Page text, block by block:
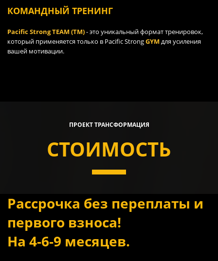
КОМАНДНЫЙ ТРЕНИНГ
Pacific Strong TEAM (TM)- это уникальный формат тренировок,
который применяется только в Pacific StrongGYMдля усиления
вашей мотивации.
ПРОЕКТ ТРАНСФОРМАЦИЯ
СТОИМОСТЬ
Рассрочка без переплаты и
первого взноса!
На 4-6-9 месяцев.